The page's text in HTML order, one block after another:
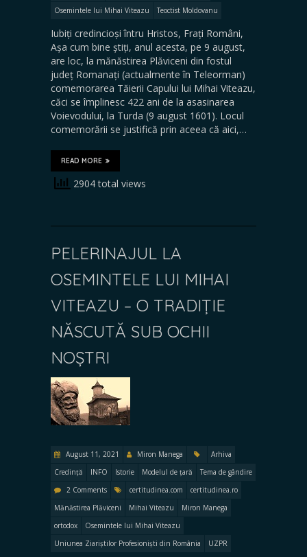
Osemintele lui Mihai Viteazu
Teoctist Moldovanu
Iubiți credincioși întru Hristos, Frați Români,
Așa cum bine știți, anul acesta, pe 9 august,
are loc, la mănăstirea Plăviceni din fostul
județ Romanați (actualmente în Teleorman)
comemorarea Tăierii Capului lui Mihai Viteazu,
căci se împlinesc 422 ani de la asasinarea
Voievodului, la Turda (9 august 1601). Locul
comemorării se justifică prin aceea că aici,…
READ MORE
2904 total views
PELERINAJUL LA
OSEMINTELE LUI MIHAI
VITEAZU – O TRADIȚIE
NĂSCUTĂ SUB OCHII
NOȘTRI
August 11, 2021 Miron Manega
Arhiva
Credință
INFO Istorie Modelul de țară
Tema de gândire
2 Comments
certitudinea.com
certitudinea.ro
Mănăstirea Plăviceni
Mihai Viteazu
Miron Manega
ortodox
Osemintele lui Mihai Viteazu
Uniunea Ziariștilor Profesioniști din România
UZPR